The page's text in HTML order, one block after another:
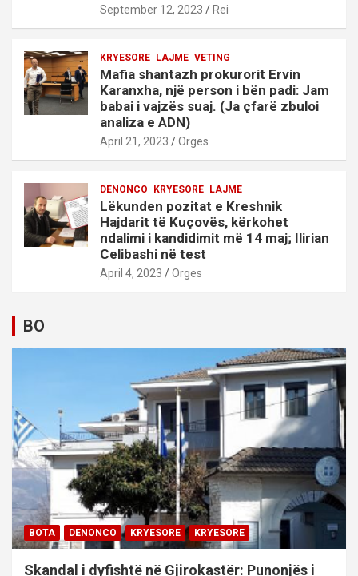
September 12, 2023 Rei
KRYESORE LAJME VETING
Mafia shantazh prokurorit Ervin
Karanxha, një person i bën padi: Jam
babai i vajzës suaj. (Ja çfarë zbuloi
analiza e ADN)
April 21, 2023 Orges
DENONCO KRYESORE LAJME
Lëkunden pozitat e Kreshnik
Hajdarit të Kuçovës, kërkohet
ndalimi i kandidimit më 14 maj; Ilirian
Celibashi në test
April 4, 2023 Orges
BO
BOTA DENONCO KRYESORE KRYESORE
Skandal i dyfishtë në Gjirokastër: Punonjës i